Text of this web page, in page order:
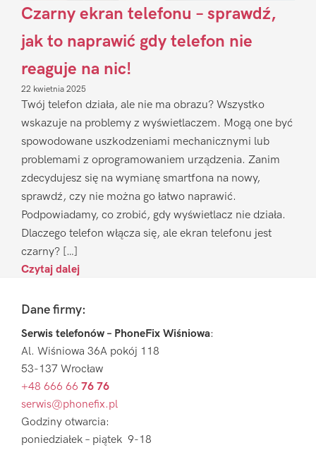
Czarny ekran telefonu – sprawdź,
jak to naprawić gdy telefon nie
reaguje na nic!
22 kwietnia 2025
Twój telefon działa, ale nie ma obrazu? Wszystko
wskazuje na problemy z wyświetlaczem. Mogą one być
spowodowane uszkodzeniami mechanicznymi lub
problemami z oprogramowaniem urządzenia. Zanim
zdecydujesz się na wymianę smartfona na nowy,
sprawdź, czy nie można go łatwo naprawić.
Podpowiadamy, co zrobić, gdy wyświetlacz nie działa.
Dlaczego telefon włącza się, ale ekran telefonu jest
czarny? […]
Czytaj dalej
FooterDane firmy:
Serwis telefonów – PhoneFix Wiśniowa:
Al. Wiśniowa 36A pokój 118
53-137 Wrocław
+48 666 66 76 76
serwis@phonefix.pl
Godziny otwarcia:
poniedziałek – piątek 9-18